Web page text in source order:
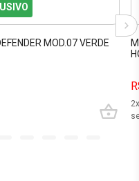
MOD.07 VERDE
2